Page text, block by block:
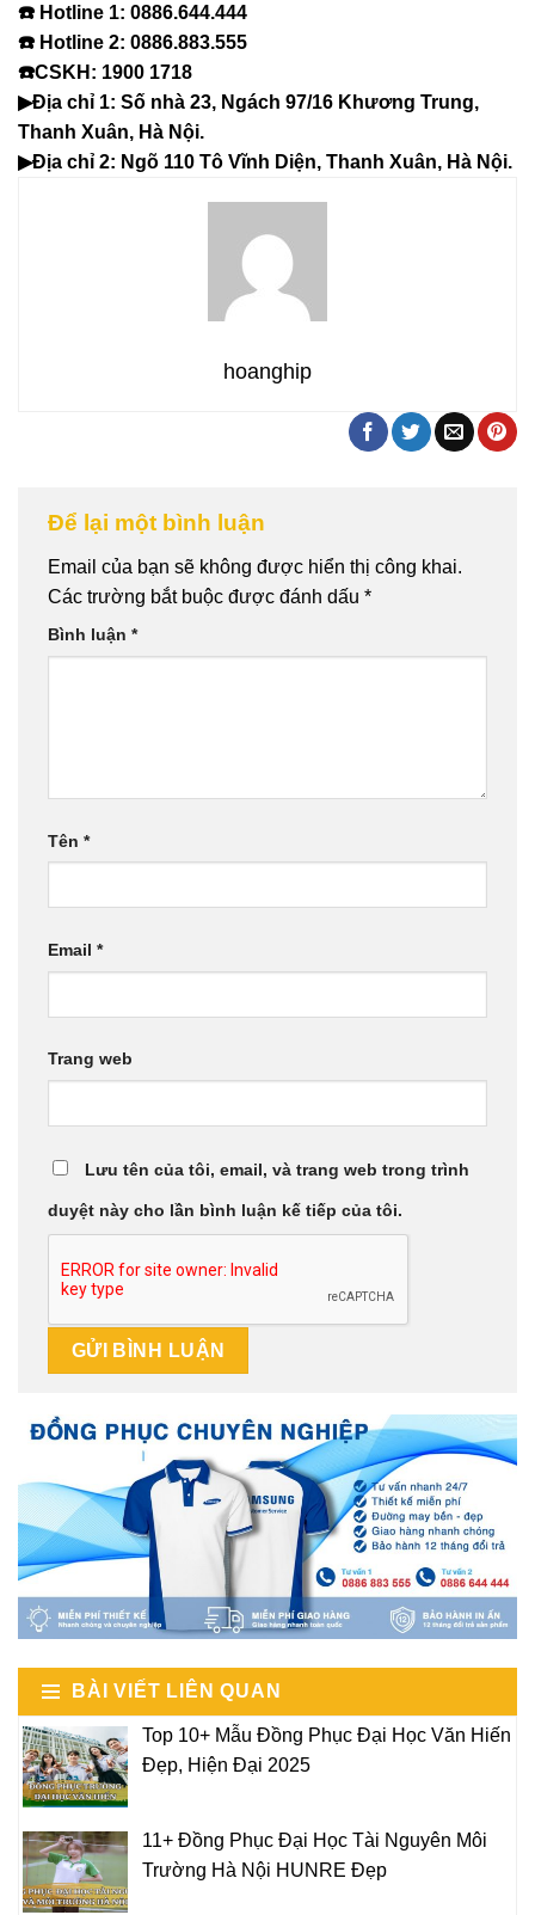
☎️ Hotline 1: 0886.644.444
☎️ Hotline 2: 0886.883.555
☎️CSKH: 1900 1718
▶Địa chỉ 1: Số nhà 23, Ngách 97/16 Khương Trung,
Thanh Xuân, Hà Nội.
▶Địa chỉ 2: Ngõ 110 Tô Vĩnh Diện, Thanh Xuân, Hà Nội.
hoanghip
Để lại một bình luận
Email của bạn sẽ không được hiển thị công khai.
Các trường bắt buộc được đánh dấu *
Bình luận *
Tên *
Email *
Trang web
Lưu tên của tôi, email, và trang web trong trình
duyệt này cho lần bình luận kế tiếp của tôi.
BÀI VIẾT LIÊN QUAN
Top 10+ Mẫu Đồng Phục Đại Học Văn Hiến
Đẹp, Hiện Đại 2025
11+ Đồng Phục Đại Học Tài Nguyên Môi
Trường Hà Nội HUNRE Đẹp